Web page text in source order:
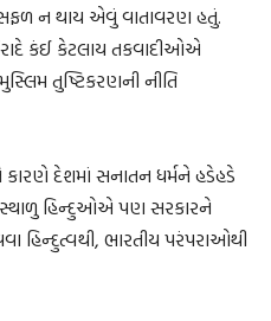
સફળ ન થાય એવું વાતાવરણ હતું.
કંઈ કેટલાય તકવાદીઓએ
તુષ્ટિકરણની નીતિ
દેશમાં સનાતન ધર્મને હડેહડે
હિન્દુઓએ પણ સરકારને
હિન્દુત્વથી, ભારતીય પરંપરાઓથી